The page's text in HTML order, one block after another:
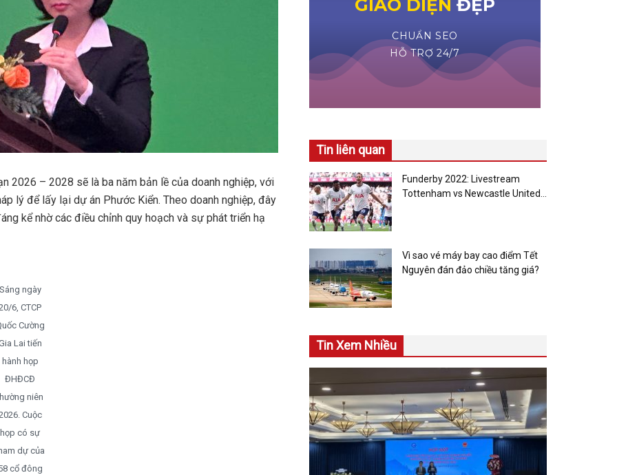
2026 – 2028 sẽ là ba năm bản lề của doanh nghiệp, với
lý để lấy lại dự án Phước Kiển. Theo doanh nghiệp, đây
kể nhờ các điều chỉnh quy hoạch và sự phát triển hạ
ngày
6, CTCP
Cường
Lai tiến
hành họp
ĐHĐCĐ
niên
Cuộc
họp có sự
dự của
cổ đông
Tin liên quan
Funderby 2022: Livestream
Tottenham vs Newcastle United
Vì sao vé máy bay cao điểm Tết
Nguyên đán đảo chiều tăng giá?
Tin Xem Nhiều